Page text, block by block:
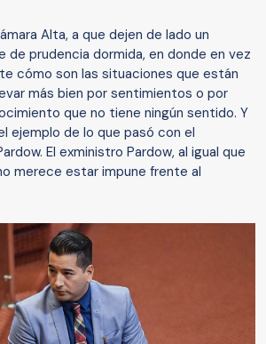
Alta, a que dejen de lado un
de prudencia dormida, en donde en vez
cómo son las situaciones que están
más bien por sentimientos o por
que no tiene ningún sentido. Y
ejemplo de lo que pasó con el
El exministro Pardow, al igual que
merece estar impune frente al